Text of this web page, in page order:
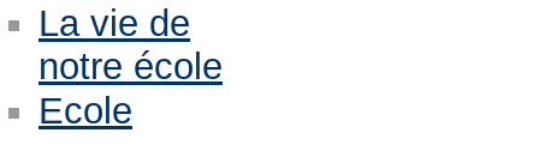
La vie de
notre école
Ecole